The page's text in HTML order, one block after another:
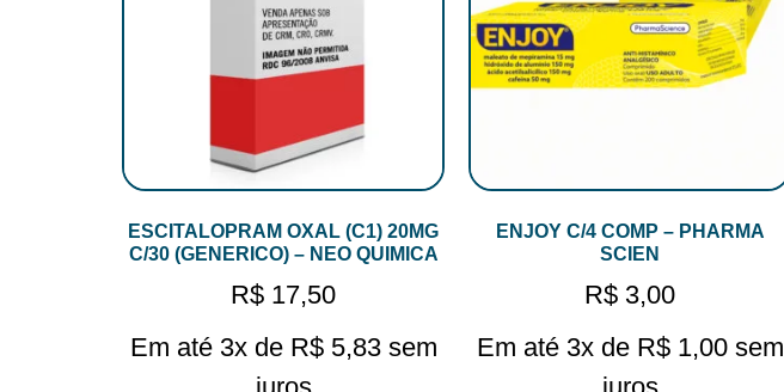
ESCITALOPRAM OXAL (C1) 20MG
C/30 (GENERICO) – NEO QUIMICA
R$ 17,50
Em até 3x de R$5,83 sem
ENJOY C/4 COMP – PHARMA
SCIEN
R$ 3,00
Em até 3x de R$1,00 sem